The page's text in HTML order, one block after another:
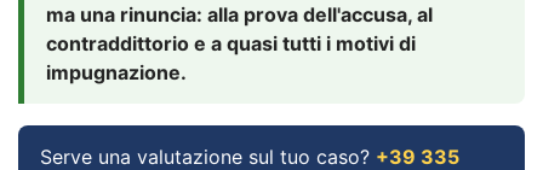
ma una rinuncia: alla prova dell'accusa, al
contraddittorio e a quasi tutti i motivi di
impugnazione.
Serve una valutazione sul tuo caso? +39 335